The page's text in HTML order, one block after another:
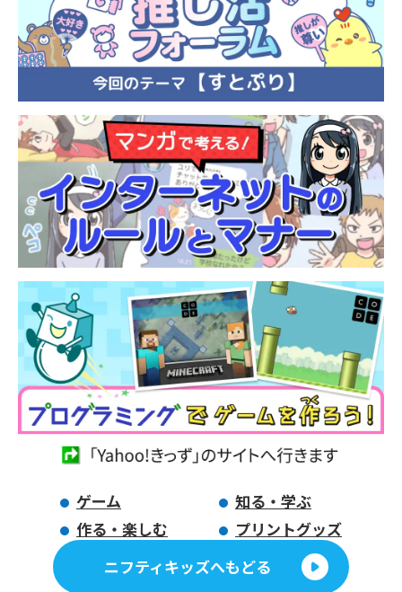
ゲーム
知る・学ぶ
作る・楽しむ
プリントグッズ
ニフティキッズへもどる